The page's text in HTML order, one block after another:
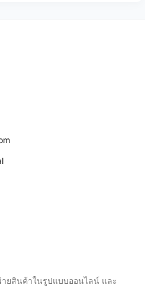
ยสินค้าในรูปแบบออนไลน์ และ